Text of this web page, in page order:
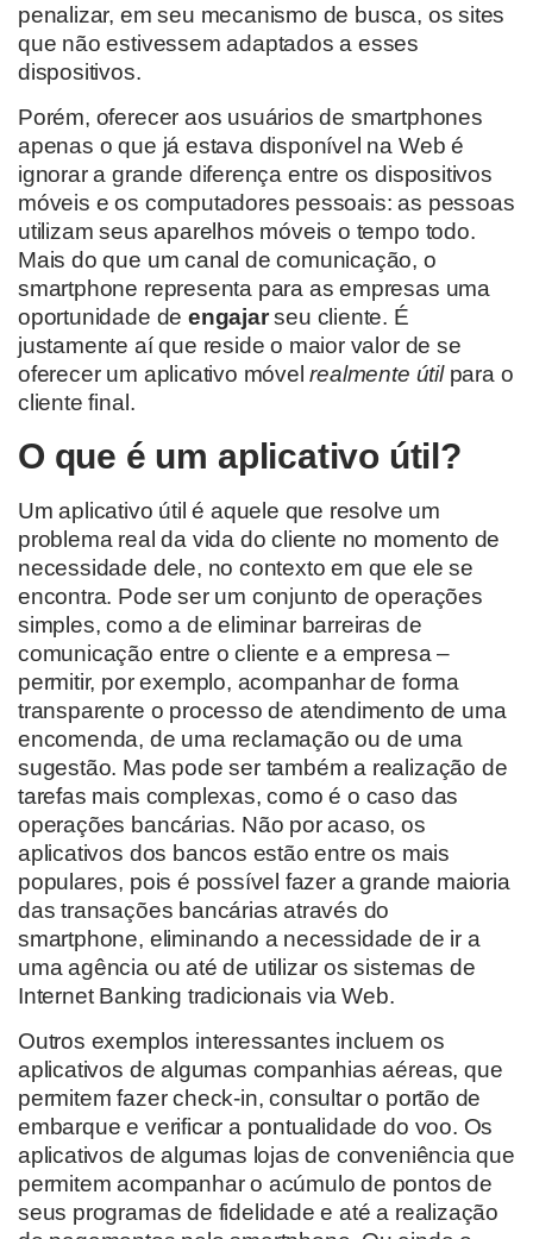
penalizar, em seu mecanismo de busca, os sites
que não estivessem adaptados a esses
dispositivos.
Porém, oferecer aos usuários de smartphones
apenas o que já estava disponível na Web é
ignorar a grande diferença entre os dispositivos
móveis e os computadores pessoais: as pessoas
utilizam seus aparelhos móveis o tempo todo.
Mais do que um canal de comunicação, o
smartphone representa para as empresas uma
oportunidade de engajarseu cliente. É
justamente aí que reside o maior valor de se
oferecer um aplicativo móvelrealmente útilpara o
cliente final.
O que é um aplicativo útil?
Um aplicativo útil é aquele que resolve um
problema real da vida do cliente no momento de
necessidade dele, no contexto em que ele se
encontra. Pode ser um conjunto de operações
simples, como a de eliminar barreiras de
comunicação entre o cliente e a empresa –
permitir, por exemplo, acompanhar de forma
transparente o processo de atendimento de uma
encomenda, de uma reclamação ou de uma
sugestão. Mas pode ser também a realização de
tarefas mais complexas, como é o caso das
operações bancárias. Não por acaso, os
aplicativos dos bancos estão entre os mais
populares, pois é possível fazer a grande maioria
das transações bancárias através do
smartphone, eliminando a necessidade de ir a
uma agência ou até de utilizar os sistemas de
Internet Banking tradicionais via Web.
Outros exemplos interessantes incluem os
aplicativos de algumas companhias aéreas, que
permitem fazer check-in, consultar o portão de
embarque e verificar a pontualidade do voo. Os
aplicativos de algumas lojas de conveniência que
permitem acompanhar o acúmulo de pontos de
seus programas de fidelidade e até a realização